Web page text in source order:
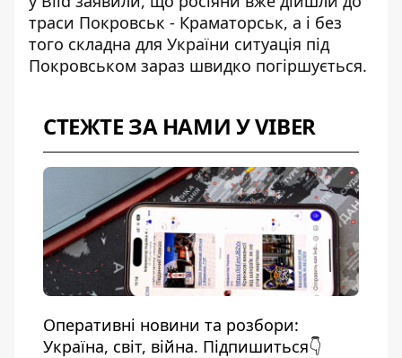
траси Покровськ - Краматорськ, а і без
того складна для України ситуація під
Покровськом зараз швидко погіршується.
СТЕЖТЕ ЗА НАМИ У VIBER
Оперативні новини та розбори:
Україна, світ, війна. Підпишиться👇